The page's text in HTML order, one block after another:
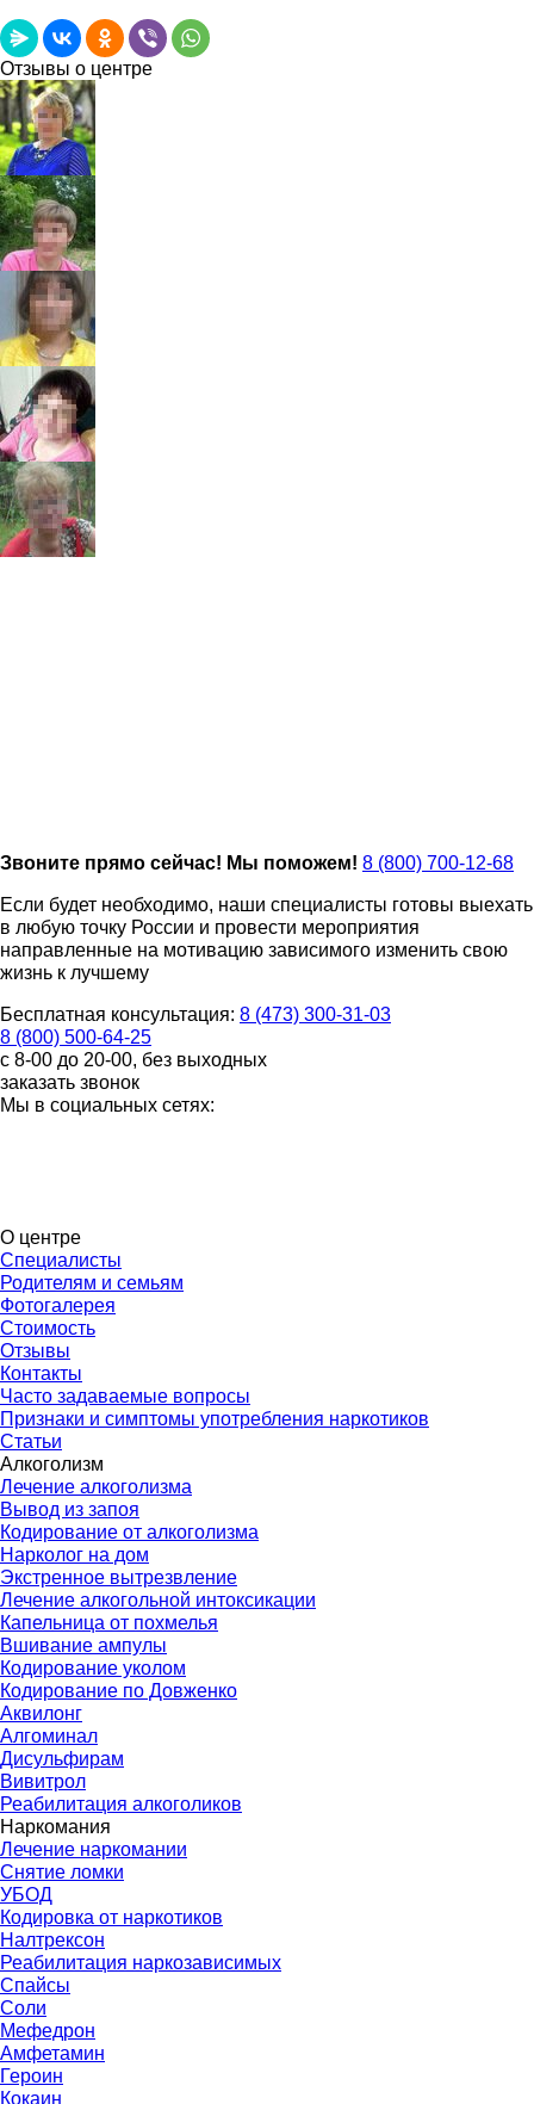
Отзывы о центре
Звоните прямо сейчас! Мы поможем! 8 (800) 700-12-68
Если будет необходимо, наши специалисты готовы выехать
в любую точку России и провести мероприятия
направленные на мотивацию зависимого изменить свою
жизнь к лучшему
Бесплатная консультация: 8 (473) 300-31-03
8 (800) 500-64-25
с 8-00 до 20-00, без выходных
заказать звонок
Мы в социальных сетях:
О центре
Специалисты
Родителям и семьям
Фотогалерея
Стоимость
Отзывы
Контакты
Часто задаваемые вопросы
Признаки и симптомы употребления наркотиков
Статьи
Алкоголизм
Лечение алкоголизма
Вывод из запоя
Кодирование от алкоголизма
Нарколог на дом
Экстренное вытрезвление
Лечение алкогольной интоксикации
Капельница от похмелья
Вшивание ампулы
Кодирование уколом
Кодирование по Довженко
Аквилонг
Алгоминал
Дисульфирам
Вивитрол
Реабилитация алкоголиков
Наркомания
Лечение наркомании
Снятие ломки
УБОД
Кодировка от наркотиков
Налтрексон
Реабилитация наркозависимых
Спайсы
Соли
Мефедрон
Амфетамин
Героин
Кокаин